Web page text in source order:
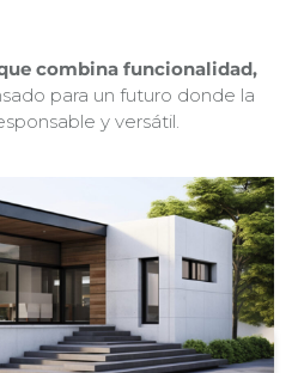
combina funcionalidad,
para un futuro donde la
y versátil.